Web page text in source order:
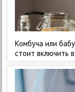
Комбуча или
стоит включить